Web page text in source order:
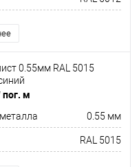
0.55мм RAL 5015
пог. м
0.55 мм
RAL 5015